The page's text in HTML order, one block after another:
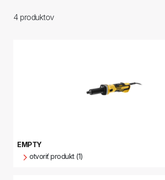
4produktov
EMPTY
otvoriť produkt (1)